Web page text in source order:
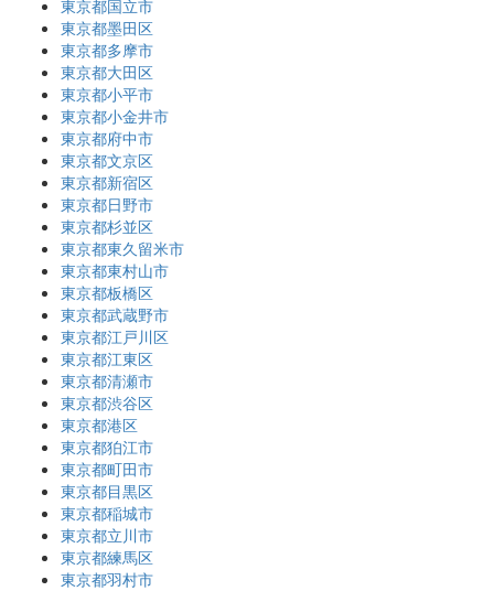
東京都国立市
東京都墨田区
東京都多摩市
東京都大田区
東京都小平市
東京都小金井市
東京都府中市
東京都文京区
東京都新宿区
東京都日野市
東京都杉並区
東京都東久留米市
東京都東村山市
東京都板橋区
東京都武蔵野市
東京都江戸川区
東京都江東区
東京都清瀬市
東京都渋谷区
東京都港区
東京都狛江市
東京都町田市
東京都目黒区
東京都稲城市
東京都立川市
東京都練馬区
東京都羽村市